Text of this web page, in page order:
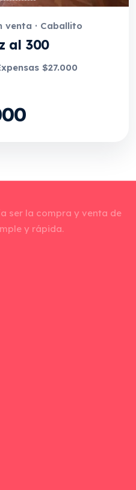
venta · Caballito
al 300
$27.000
ser la compra y venta de
y rápida.